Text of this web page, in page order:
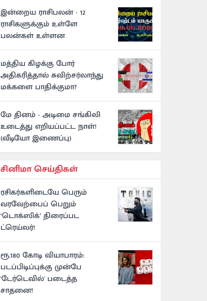
இன்றைய ராசிபலன் - 12
ராசிகளுக்கும் உள்ளே
பலன்கள் உள்ளன
மத்திய கிழக்கு போர்
அதிகரித்தால் சுவிற்சர்லாந்து
மக்களை பாதிக்குமா?
மே தினம் - அடிமை சங்கிலி
உடைத்து எறியப்பட்ட நாள்!
(வீடியோ இணைப்பு)
சினிமா செய்திகள்
ரசிகர்களிடையே பெரும்
வரவேற்பைப் பெறும்
‘டொக்ஸிக்’ திரைப்பட
ட்ரெய்லர்!
ரூ.180 கோடி வியாபாரம்:
படப்பிடிப்புக்கு முன்பே
'டேர்டெவில்' படைத்த
சாதனை!